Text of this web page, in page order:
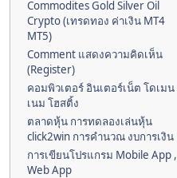
Commodites Gold Silver Oil
Crypto (เทรดทอง ค่าเงิน MT4
MT5)
Comment แสดงความคิดเห็น
(Register)
คอมพิวเตอร์ อินเตอร์เน็ต โดเมน
เนม โฮสติ้ง
ตลาดหุ้น การทดลองเล่นหุ้น
click2win การคำนวณ งบการเงิน
การเขียนโปรแกรม Mobile App ,
Web App